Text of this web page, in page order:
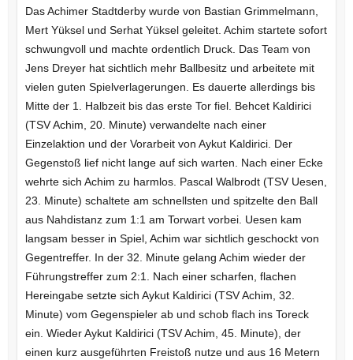
Das Achimer Stadtderby wurde von Bastian Grimmelmann,
Mert Yüksel und Serhat Yüksel geleitet. Achim startete sofort
schwungvoll und machte ordentlich Druck. Das Team von
Jens Dreyer hat sichtlich mehr Ballbesitz und arbeitete mit
vielen guten Spielverlagerungen. Es dauerte allerdings bis
Mitte der 1. Halbzeit bis das erste Tor fiel. Behcet Kaldirici
(TSV Achim, 20. Minute) verwandelte nach einer
Einzelaktion und der Vorarbeit von Aykut Kaldirici. Der
Gegenstoß lief nicht lange auf sich warten. Nach einer Ecke
wehrte sich Achim zu harmlos. Pascal Walbrodt (TSV Uesen,
23. Minute) schaltete am schnellsten und spitzelte den Ball
aus Nahdistanz zum 1:1 am Torwart vorbei. Uesen kam
langsam besser in Spiel, Achim war sichtlich geschockt von
Gegentreffer. In der 32. Minute gelang Achim wieder der
Führungstreffer zum 2:1. Nach einer scharfen, flachen
Hereingabe setzte sich Aykut Kaldirici (TSV Achim, 32.
Minute) vom Gegenspieler ab und schob flach ins Toreck
ein. Wieder Aykut Kaldirici (TSV Achim, 45. Minute), der
einen kurz ausgeführten Freistoß nutze und aus 16 Metern